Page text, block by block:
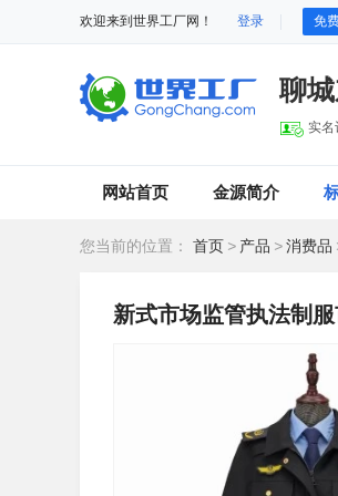
欢迎来到世界工厂网！ 登录 免
聊
实名
网站首页 金源简介
您当前的位置： 首页 > 产品 >消费品
新式市场监管执法制